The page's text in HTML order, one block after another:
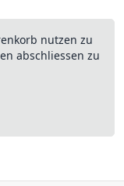
nutzen zu
abschliessen zu